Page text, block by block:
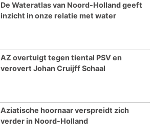
De Wateratlas van Noord-Holland geeft
inzicht in onze relatie met water
AZ overtuigt tegen tiental PSV en
verovert Johan Cruijff Schaal
Aziatische hoornaar verspreidt zich
verder in Noord-Holland